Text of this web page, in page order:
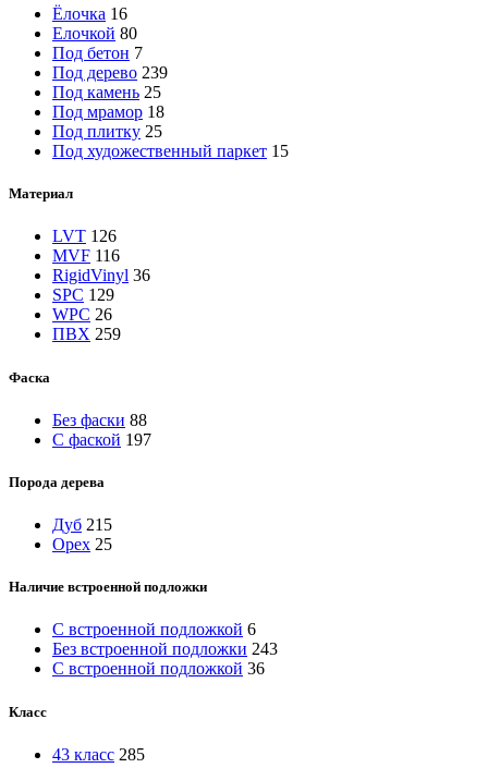
Ёлочка 16
Елочкой 80
Под бетон 7
Под дерево 239
Под камень 25
Под мрамор 18
Под плитку 25
Под художественный паркет 15
Материал
LVT 126
MVF 116
RigidVinyl 36
SPC 129
WPC 26
ПВХ 259
Фаска
Без фаски 88
С фаской 197
Порода дерева
Дуб 215
Орех 25
Наличие встроенной подложки
C встроенной подложкой 6
Без встроенной подложки 243
С встроенной подложкой 36
Класс
43 класс 285